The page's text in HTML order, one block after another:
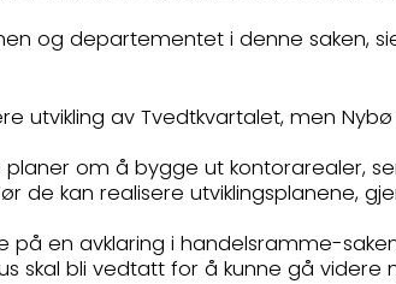
og departementet i denne saken,
utvikling av Tvedtkvartalet, men
om å bygge ut kontorarealer,
de kan realisere utviklingsplanene,
på en avklaring i handelsramme-
skal bli vedtatt for å kunne gå videre